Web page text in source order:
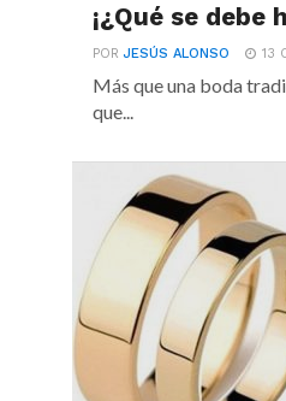
¡¿Qué se debe
POR JESÚS ALONSO 13
Más que una boda
que...